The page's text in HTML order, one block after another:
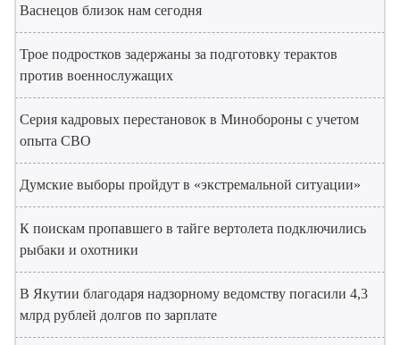
Васнецов близок нам сегодня
Трое подростков задержаны за подготовку терактов
против военнослужащих
Серия кадровых перестановок в Минобороны с учетом
опыта СВО
Думские выборы пройдут в «экстремальной ситуации»
К поискам пропавшего в тайге вертолета подключились
рыбаки и охотники
В Якутии благодаря надзорному ведомству погасили 4,3
млрд рублей долгов по зарплате